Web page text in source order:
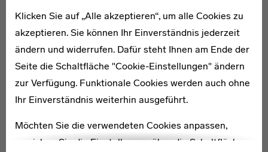
Klicken Sie auf „Alle akzeptieren“, um alle Cookies zu
akzeptieren. Sie können Ihr Einverständnis jederzeit
ändern und widerrufen. Dafür steht Ihnen am Ende der
Seite die Schaltfläche "Cookie-Einstellungen" ändern
zur Verfügung. Funktionale Cookies werden auch ohne
Ihr Einverständnis weiterhin ausgeführt.
Möchten Sie die verwendeten Cookies anpassen,
erreichen Sie die Einstellungen über die Schaltfläche
Karte